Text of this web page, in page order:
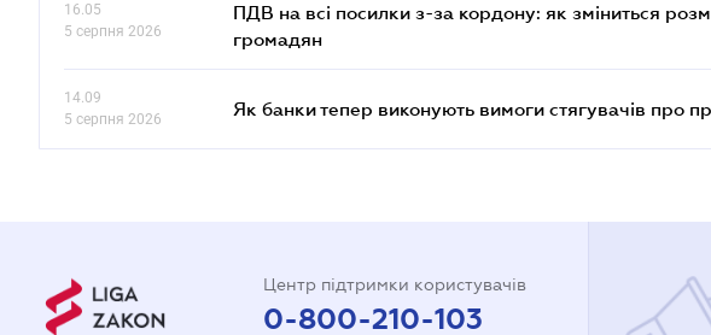
16.05
5 серпня 2026
ПДВ на всі посилки з-за кордону: як зміниться
громадян
14.09
5 серпня 2026
Як банки тепер виконують вимоги стягувачів про
Центр підтримки користувачів
0-800-210-103